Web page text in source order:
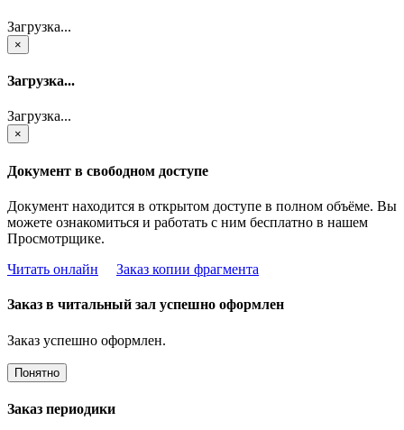
Загрузка...
×
Загрузка...
Загрузка...
×
Документ в свободном доступе
Документ находится в открытом доступе в полном объёме. Вы
можете ознакомиться и работать с ним бесплатно в нашем
Просмотрщике.
Читать онлайн
Заказ копии фрагмента
Заказ в читальный зал успешно оформлен
Заказ успешно оформлен.
Понятно
Заказ периодики